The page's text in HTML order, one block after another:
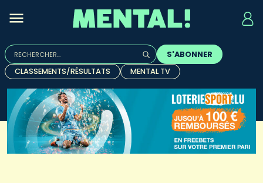
Rechercher :
Quand les résultats de l'auto-complétion sont
S'ABONNER
CLASSEMENTS/RÉSULTATS
MENTAL TV